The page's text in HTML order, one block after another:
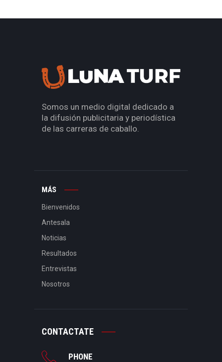
Somos un medio digital dedicado a
la difusión publicitaria y periodística
de las carreras de caballo.
MÁS
Bienvenidos
Antesala
Noticias
Resultados
Entrevistas
Nosotros
CONTACTATE
PHONE